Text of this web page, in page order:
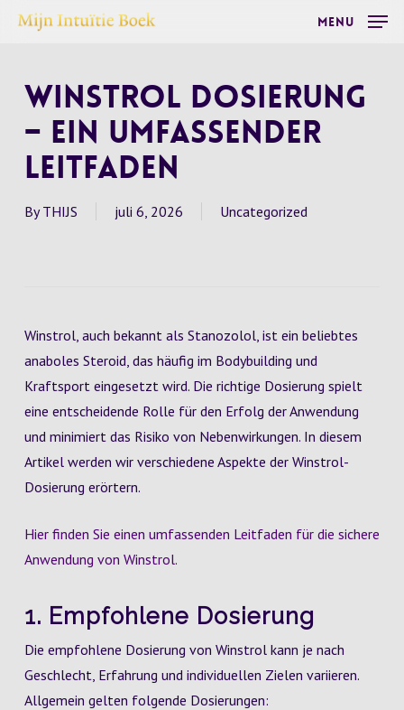
Skip
content
Menu
Winstrol Dosierung
– Ein umfassender
Leitfaden
By THIJS juli 6, 2026 Uncategorized
Winstrol, auch bekannt als Stanozolol, ist ein beliebtes
anaboles Steroid, das häufig im Bodybuilding und
Kraftsport eingesetzt wird. Die richtige Dosierung spielt
eine entscheidende Rolle für den Erfolg der Anwendung
und minimiert das Risiko von Nebenwirkungen. In diesem
Artikel werden wir verschiedene Aspekte der Winstrol-
Dosierung erörtern.
Hier finden Sie einen umfassenden Leitfaden für die sichere
Anwendung von Winstrol.
1. Empfohlene Dosierung
Die empfohlene Dosierung von Winstrol kann je nach
Geschlecht, Erfahrung und individuellen Zielen variieren.
Allgemein gelten folgende Dosierungen: